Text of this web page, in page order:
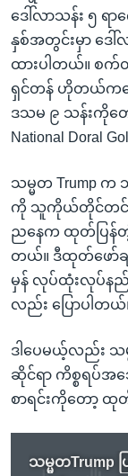
ဒေါ်လာသန်း ၅ ရာ
နှစ်အတွင်းမှာ ဒေ
ထားပါတယ်။ စ
ရှင်တန် ဟိုတယ်ကနေ
ဒသမ ၉ သန်းကိုတေ
National Doral
သမ္မတ Trump က
ကို သူကိုယ်တိုင်တင်ပ
ညနေက ထုတ်ပြန်တဲ့
တယ်။ ဒီထုတ်ဖော်
မှန် လုပ်ထုံးလုပ်နည်
လည်း ပြောပါတယ်
ဒါပေမယ့်လည်း သမ္
ဆိုင်ရာ ကိစ္စရပ်အ
စာရင်းကိုတော့ ထု